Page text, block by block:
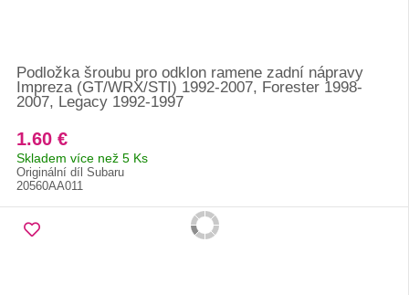
Podložka šroubu pro odklon ramene zadní nápravy
Impreza (GT/WRX/STI) 1992-2007, Forester 1998-
2007, Legacy 1992-1997
1.60 €
Skladem více než 5 Ks
Originální díl Subaru
20560AA011